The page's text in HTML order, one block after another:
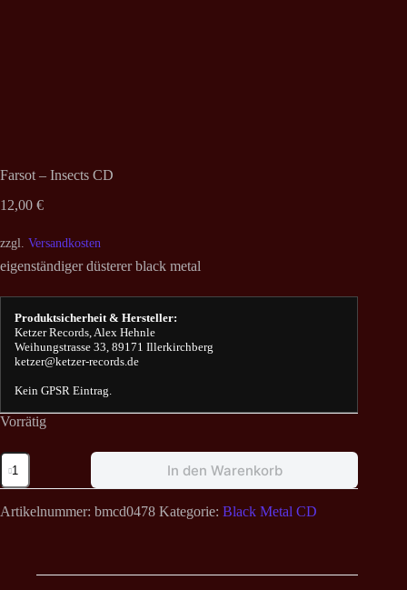
Farsot – Insects CD
12,00 €
zzgl. Versandkosten
eigenständiger düsterer black metal
Produktsicherheit & Hersteller:
Ketzer Records, Alex Hehnle
Weihungstrasse 33, 89171 Illerkirchberg
ketzer@ketzer-records.de
Kein GPSR Eintrag.
Vorrätig
Farsot
Insects
CD
Menge
In den Warenkorb
Artikelnummer: bmcd0478 Kategorie: Black Metal CD